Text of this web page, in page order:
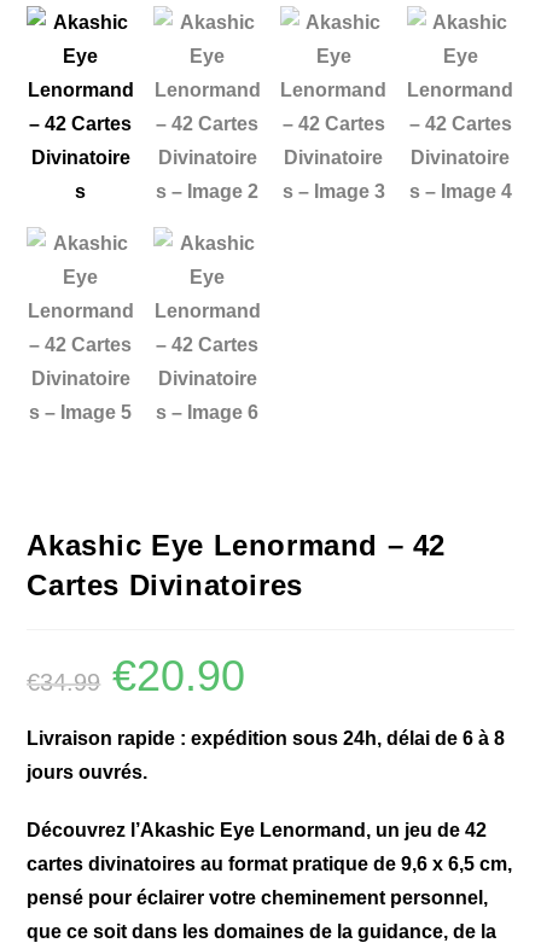
Akashic Eye Lenormand – 42
Cartes Divinatoires
€34.99 €20.90
Livraison rapide : expédition sous 24h, délai de 6 à 8
jours ouvrés.
Découvrez l’Akashic Eye Lenormand, un jeu de 42
cartes divinatoires au format pratique de 9,6 x 6,5 cm,
pensé pour éclairer votre cheminement personnel,
que ce soit dans les domaines de la guidance, de la